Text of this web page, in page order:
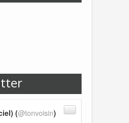
(@tonvoisin)